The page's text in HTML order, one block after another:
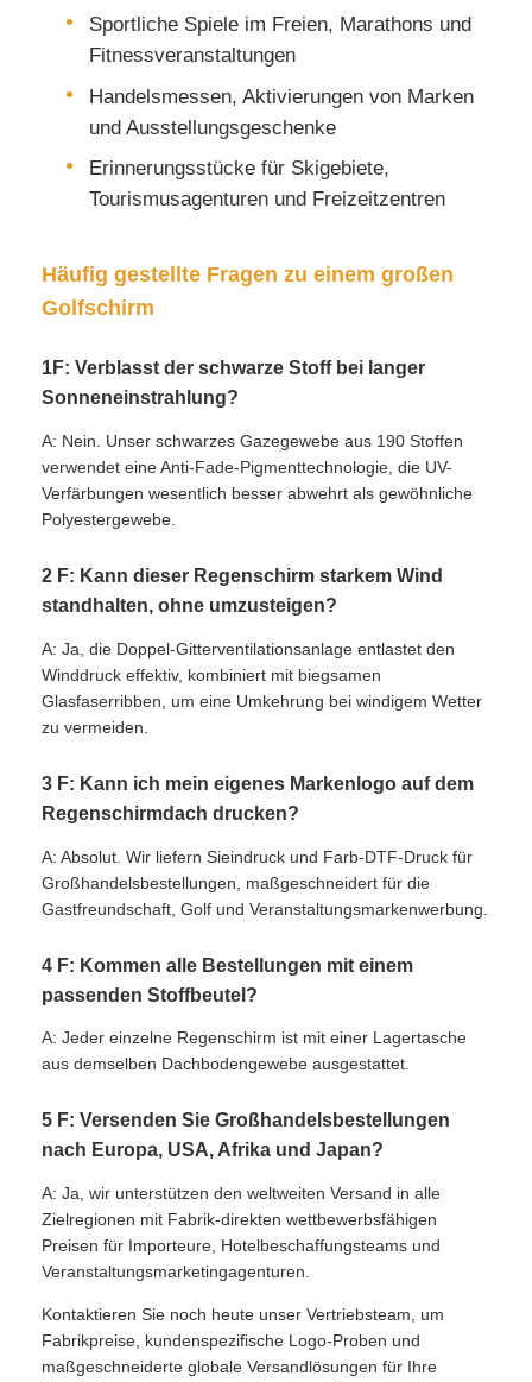
Sportliche Spiele im Freien, Marathons und
Fitnessveranstaltungen
Handelsmessen, Aktivierungen von Marken
und Ausstellungsgeschenke
Erinnerungsstücke für Skigebiete,
Tourismusagenturen und Freizeitzentren
Häufig gestellte Fragen zu einem großen
Golfschirm
1F: Verblasst der schwarze Stoff bei langer
Sonneneinstrahlung?
A: Nein. Unser schwarzes Gazegewebe aus 190 Stoffen
verwendet eine Anti-Fade-Pigmenttechnologie, die UV-
Verfärbungen wesentlich besser abwehrt als gewöhnliche
Polyestergewebe.
2 F: Kann dieser Regenschirm starkem Wind
standhalten, ohne umzusteigen?
A: Ja, die Doppel-Gitterventilationsanlage entlastet den
Winddruck effektiv, kombiniert mit biegsamen
Glasfaserribben, um eine Umkehrung bei windigem Wetter
zu vermeiden.
3 F: Kann ich mein eigenes Markenlogo auf dem
Regenschirmdach drucken?
A: Absolut. Wir liefern Sieindruck und Farb-DTF-Druck für
Großhandelsbestellungen, maßgeschneidert für die
Gastfreundschaft, Golf und Veranstaltungsmarkenwerbung.
4 F: Kommen alle Bestellungen mit einem
passenden Stoffbeutel?
A: Jeder einzelne Regenschirm ist mit einer Lagertasche
aus demselben Dachbodengewebe ausgestattet.
5 F: Versenden Sie Großhandelsbestellungen
nach Europa, USA, Afrika und Japan?
A: Ja, wir unterstützen den weltweiten Versand in alle
Zielregionen mit Fabrik-direkten wettbewerbsfähigen
Preisen für Importeure, Hotelbeschaffungsteams und
Veranstaltungsmarketingagenturen.
Kontaktieren Sie noch heute unser Vertriebsteam, um
Fabrikpreise, kundenspezifische Logo-Proben und
maßgeschneiderte globale Versandlösungen für Ihre